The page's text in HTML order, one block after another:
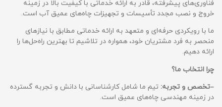
فناوری‌های پیشرفته، قادر به ارائه خدماتی با کیفیت بالا در زمینه
خروج و نصب مجدد تأسیسات و تجهیزات چاه‌های عمیق آب است.
ما با رویکردی حرفه‌ای و متعهد به ارائه خدماتی مطابق با نیازهای
منحصر به فرد مشتریان خود، همواره در تلاشیم تا بهترین راه‌حل‌ها را
ارائه دهیم.
چرا انتخاب ما؟
–تخصص و تجربه: تیم ما شامل کارشناسانی با دانش و تجربه گسترده
در زمینه مهندسی چاه‌های عمیق است.